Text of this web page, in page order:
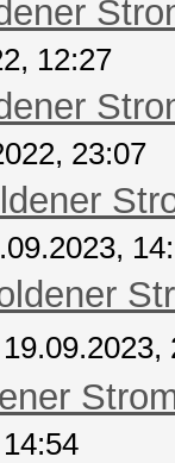
12:27
23:07